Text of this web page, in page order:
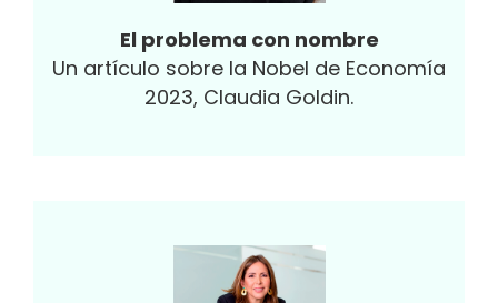
El problema con nombre
Un artículo sobre la Nobel de Economía
2023, Claudia Goldin.